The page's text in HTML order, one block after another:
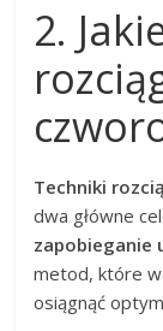
2.
Techniki
dwa główne
zapobieganie
metod, które
osiągnąć